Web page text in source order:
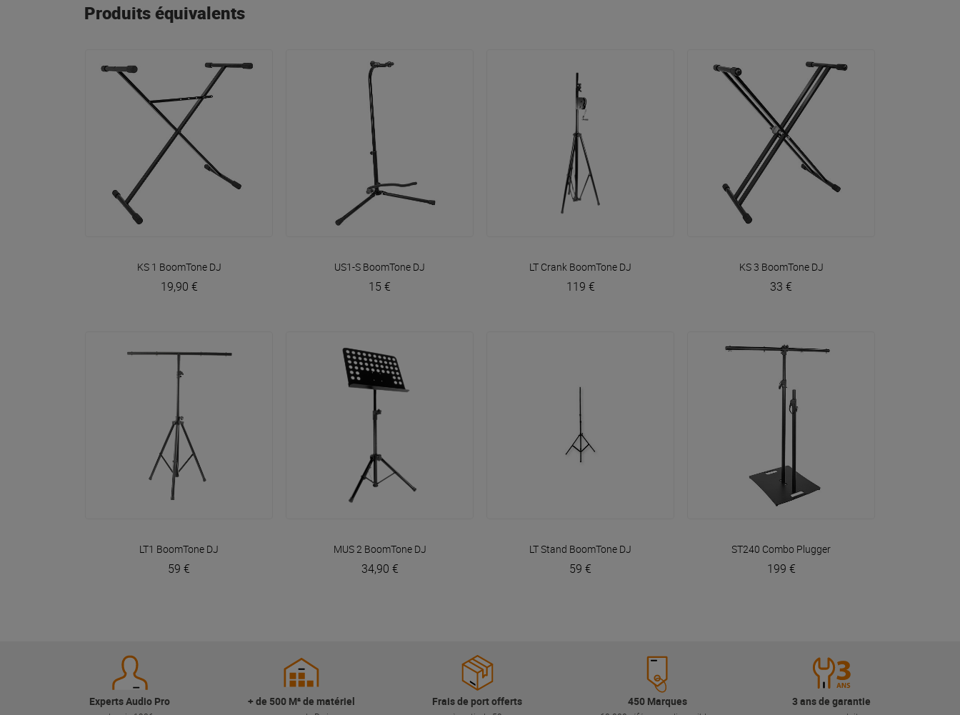
Produits équivalents
VOIR EN DÉTAIL
KS 1 BoomTone DJ
19,90 €
VOIR EN DÉTAIL
US1-S BoomTone DJ
15 €
VOIR EN DÉTAIL
LT Crank BoomTone DJ
119 €
VOIR EN DÉTAIL
KS 3 BoomTone DJ
33 €
VOIR EN DÉTAIL
LT1 BoomTone DJ
59 €
VOIR EN DÉTAIL
MUS 2 BoomTone DJ
34,90 €
VOIR EN DÉTAIL
LT Stand BoomTone DJ
59 €
VOIR EN DÉTAIL
ST240 Combo Plugger
199 €
Experts Audio Pro + de 500 M² de matériel Frais de port offerts 450 Marques 3 ans de garantie